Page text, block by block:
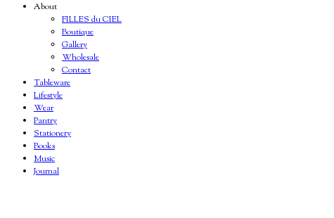
About
FILLES du CIEL
Boutique
Gallery
Wholesale
Contact
Tableware
Lifestyle
Wear
Pantry
Stationery
Books
Music
Journal